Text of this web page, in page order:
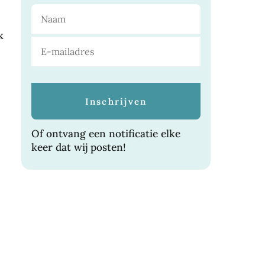
Of ontvang een notificatie elke
keer dat wij posten!